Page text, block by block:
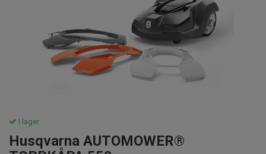
I lager.
Husqvarna AUTOMOWER®